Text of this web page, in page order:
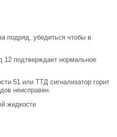
подряд, убедиться чтобы в
12 подтверждает нормальное
51 или ТТД сигнализатор горит
неисправен.
жидкости